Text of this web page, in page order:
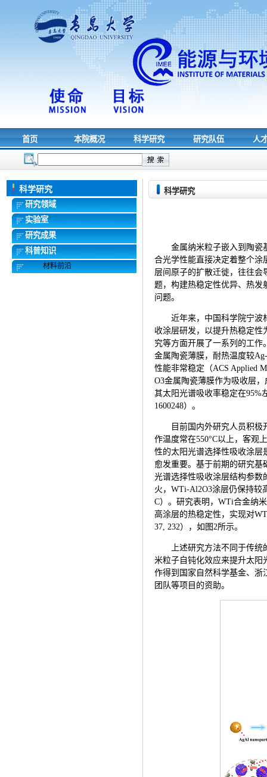
首页 本院概况 科学研究 研究队伍 人
科学研究
研究领域
实验室
研究成果
科普知识
材料前沿
科学研究
金属纳米粒子嵌入到陶瓷
合光学性能直接决定着整个涂
层间原子的扩散迁徙，往往
题，构建热稳定性优异、热发
问题。
近年来，中国科学院宁波
收涂层研发，以提升热稳定
究等方面开展了一系列的工
金属陶瓷薄膜，耐热温度较
性能非常稳定（ACS Applied
O3金属陶瓷薄膜作为吸收层
其太阳光谱吸收率稳定在95%
1600248）。
目前国内外研究人员积极
作温度常在550°C以上，客观
性的太阳光谱选择性吸收涂层
愈发重要。基于前期的研究基
光谱选择性吸收涂层结构参数
火，WTi-Al2O3涂层仍保持较
C）。研究表明，WTi合金纳
高涂层的热稳定性，实现对
37, 232），如图2所示。
上述研究方法不同于传
米粒子自钝化效应来提升太阳
作得到国家自然科学基金、浙
团队等项目的资助。